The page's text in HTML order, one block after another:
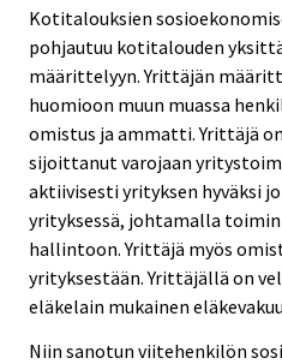
Kotitalouksien
pohjautuu kotitalouden
määrittelyyn. Yrittäjän
huomioon muun muassa
omistus ja ammatti. Yrittäjä
sijoittanut varojaan
aktiivisesti yrityksen hyväksi
yrityksessä, johtamalla
hallintoon. Yrittäjä myös
yrityksestään. Yrittäjällä on
eläkelain mukainen
Niin sanotun viitehenkilön